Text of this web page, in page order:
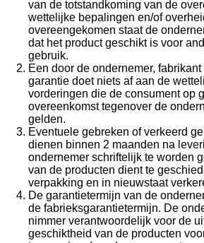
van de totstandkoming van de
wettelijke bepalingen en/of
overeengekomen staat de
dat het product geschikt is voor
gebruik.
Een door de ondernemer,
garantie doet niets af aan de
vorderingen die de consument op
overeenkomst tegenover de
gelden.
Eventuele gebreken of verkeerd
dienen binnen 2 maanden na
ondernemer schriftelijk te worden
van de producten dient te
verpakking en in nieuwstaat
De garantietermijn van de
de fabrieksgarantietermijn. De
nimmer verantwoordelijk voor de
geschiktheid van de producten